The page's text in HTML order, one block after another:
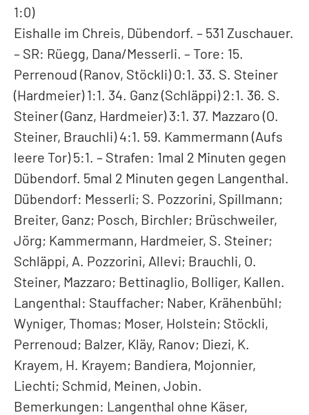
1:0)
Eishalle im Chreis, Dübendorf. – 531 Zuschauer.
– SR: Rüegg, Dana/Messerli. – Tore: 15.
Perrenoud (Ranov, Stöckli) 0:1. 33. S. Steiner
(Hardmeier) 1:1. 34. Ganz (Schläppi) 2:1. 36. S.
Steiner (Ganz, Hardmeier) 3:1. 37. Mazzaro (O.
Steiner, Brauchli) 4:1. 59. Kammermann (Aufs
leere Tor) 5:1. – Strafen: 1mal 2 Minuten gegen
Dübendorf. 5mal 2 Minuten gegen Langenthal.
Dübendorf: Messerli; S. Pozzorini, Spillmann;
Breiter, Ganz; Posch, Birchler; Brüschweiler,
Jörg; Kammermann, Hardmeier, S. Steiner;
Schläppi, A. Pozzorini, Allevi; Brauchli, O.
Steiner, Mazzaro; Bettinaglio, Bolliger, Kallen.
Langenthal: Stauffacher; Naber, Krähenbühl;
Wyniger, Thomas; Moser, Holstein; Stöckli,
Perrenoud; Balzer, Kläy, Ranov; Diezi, K.
Krayem, H. Krayem; Bandiera, Mojonnier,
Liechti; Schmid, Meinen, Jobin.
Bemerkungen: Langenthal ohne Käser,